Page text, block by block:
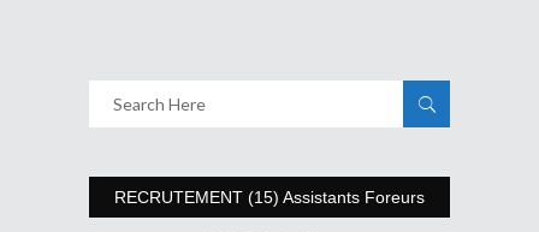
RECRUTEMENT (15) Assistants Foreurs